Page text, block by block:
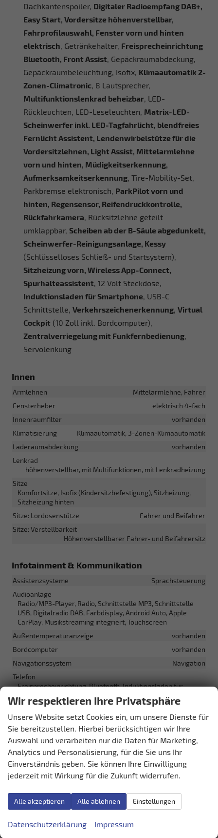
Dachkantenspoiler, Digitaler Radioempfang DAB+,
Easy Start, Vordersitze höhenverstellbar,
Fahrprofilauswahl, Fenster vorn und hinten
elektrisch , Getränkehalter, Freisprecheinrichtung
Bluetooth, Front Assist , Gepäckraumabdeckung,
Gepäckraumbeleuchtung, Isofix, Klimaautomatik 2-
Zonen-Climatronic , 8 Lautsprecher,
Multifunktionslenkrad beheizbar , LED-
Rückleuchten, LED-Leseleuchten, Matrix-LED-
Scheinwerfer inkl. LED-Tagfahrlicht, blendfreies
Fernlicht Assistent, Lendenwirbelstütze für die
Vordersitzlehnen, Light Assist, Mittelarmlehne
vorn und hinten, Müdigkeitserkennung,
Aufmerksamkeitserkennung , Tire-Mobility-Set,
Parkbremse elektronisch, ParkPilot vorn und
hinten, Regensensor, Reifendruckkontrolle,
Rückfahrkamera , Rücksitzlehne geteilt
umklappbar, Scheiben ab der B-Säule abgedunkelt,
Scheinwerfer-Reinigungsanlage, Kessy
(Schlüsselloses Schließ- und Startsystem),
Sitzheizung vorn, Wireless App-Connect,
Spurhalteassistent , 12 Volt Steckdose,
Induktionsladen für Smartphone , USB-C
Schnittstelle, Verkehrszeichenerkennung Virtual
Cockpit (10 Zoll inkl. Bordcomputer),
Zentralverriegelung mit Funkfernbedienung
Servolenkung
Innen
Armlehnen
Mittelarmlehne, Fahrer
Fensterheber
elektrisch 4-fach
Innenraumfilter
vorhanden
Klimatisierung
Klimaautomatik, 3-Zonen-Klimaautomatik
Laderaumabdeckung
vorhanden
Lenkrad
höhenverstellbar, mit Multifunktionen, mit Lenkradheizung
Sitze
Komfortsitze, Isofix (Kindersitzbefestigung), Sitzheizung,
Sitzheizung hinten
Sitze: Lordosenstütze
Fahrer und Beifahrer
Sitze: Verstellbarkeit
Höhenverstellbarer Fahrer- und Beifahrersitz
Infotainment & Kommunikation
Assistenzsysteme
Sprachsteuerung
Audioanlage
Radio/MP3-Player, Radio, Schnittstelle MP3, Schnittstelle
USB, Digitalradio DAB, Farbdisplay, Android Auto, Apple
CarPlay, Musikstreaming integriert, Touchscreen
Außentemperaturanzeige
vorhanden
Bordcomputer
vorhanden
Navigationssystem
Navigation
Telefon
Freisprecheinrichtung, Bluetooth, Induktionsladen für
Uhr & Drehzahlmesser
Volldigitales Kombiinstrument (Virtual Cockpit)
vorhanden
Sicherheit & Assistenz
Airbags
Airbag, Fenster-/Kopfairbags Vorne, Beifahrerairbag
Regensensor, Tempomat, Notbremsassistent (City-Safety),
Spurwechselassistent, Abstandstempomat adaptiv (ACC),
Wir respektieren Ihre Privatsphäre
Unsere Website setzt Cookies ein, um unsere Dienste für
Sie bereitzustellen. Hierbei berücksichtigen wir Ihre
Auswahl und verarbeiten nur die Daten für Marketing,
Analytics und Personalisierung, für die Sie uns Ihr
Einverständnis geben. Sie können Ihre Einwilligung
jederzeit mit Wirkung für die Zukunft widerrufen.
Alle akzeptieren Alle ablehnen Einstellungen
Datenschutzerklärung Impressum